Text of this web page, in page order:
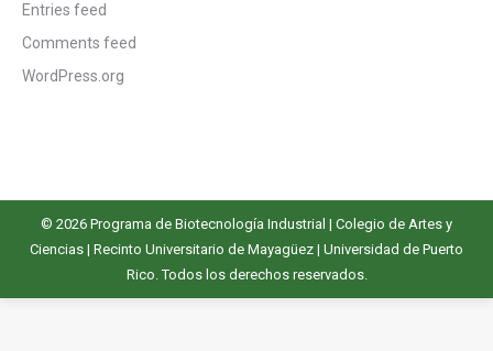
Entries feed
Comments feed
WordPress.org
© 2026 Programa de Biotecnología Industrial | Colegio de Artes y
Ciencias | Recinto Universitario de Mayagüez | Universidad de Puerto
Rico. Todos los derechos reservados.